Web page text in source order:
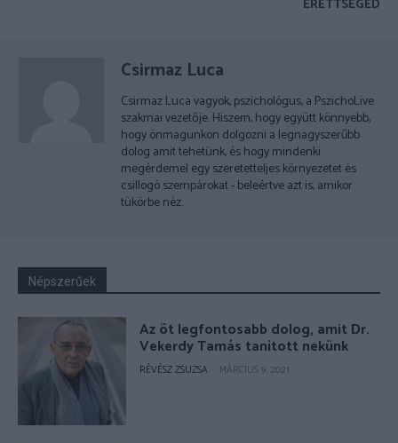
ÉRETTSÉGED
Csirmaz Luca
Csirmaz Luca vagyok, pszichológus, a PszichoLive
szakmai vezetője. Hiszem, hogy együtt könnyebb,
hogy önmagunkon dolgozni a legnagyszerűbb
dolog amit tehetünk, és hogy mindenki
megérdemel egy szeretetteljes környezetet és
csillogó szempárokat - beleértve azt is, amikor
tükörbe néz.
Népszerűek
Az öt legfontosabb dolog, amit Dr.
Vekerdy Tamás tanított nekünk
RÉVÉSZ ZSUZSA MÁRCIUS 9, 2021